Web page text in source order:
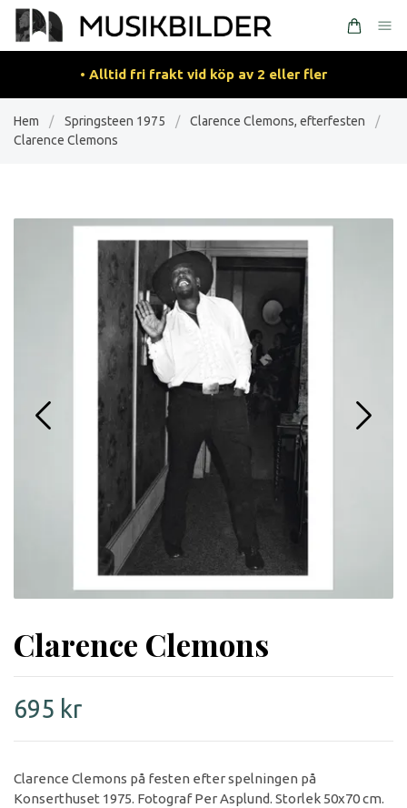
• Alltid fri frakt vid köp av 2 eller fler
Hem / Springsteen 1975 / Clarence Clemons, efterfesten
/
Clarence Clemons
Clarence Clemons
695 kr
Clarence Clemons på festen efter spelningen på
Konserthuset 1975. Fotograf Per Asplund. Storlek 50x70 cm.